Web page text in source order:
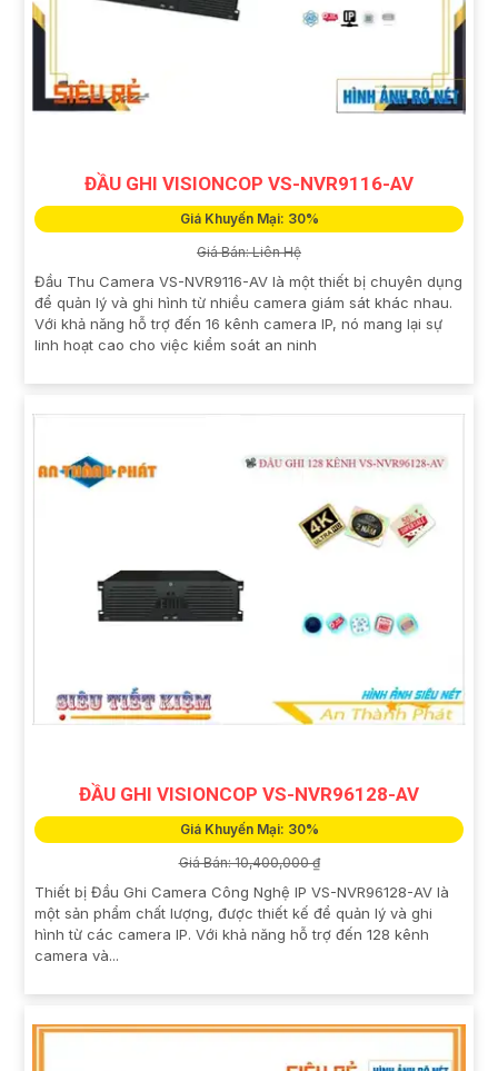
ĐẦU GHI VISIONCOP VS-NVR9116-AV
Giá Khuyến Mại: 30%
Giá Bán: Liên Hệ
Đầu Thu Camera VS-NVR9116-AV là một thiết bị chuyên dụng
để quản lý và ghi hình từ nhiều camera giám sát khác nhau.
Với khả năng hỗ trợ đến 16 kênh camera IP, nó mang lại sự
linh hoạt cao cho việc kiểm soát an ninh
ĐẦU GHI VISIONCOP VS-NVR96128-AV
Giá Khuyến Mại: 30%
Giá Bán: 10,400,000 ₫
Thiết bị Đầu Ghi Camera Công Nghệ IP VS-NVR96128-AV là
một sản phẩm chất lượng, được thiết kế để quản lý và ghi
hình từ các camera IP. Với khả năng hỗ trợ đến 128 kênh
camera và...